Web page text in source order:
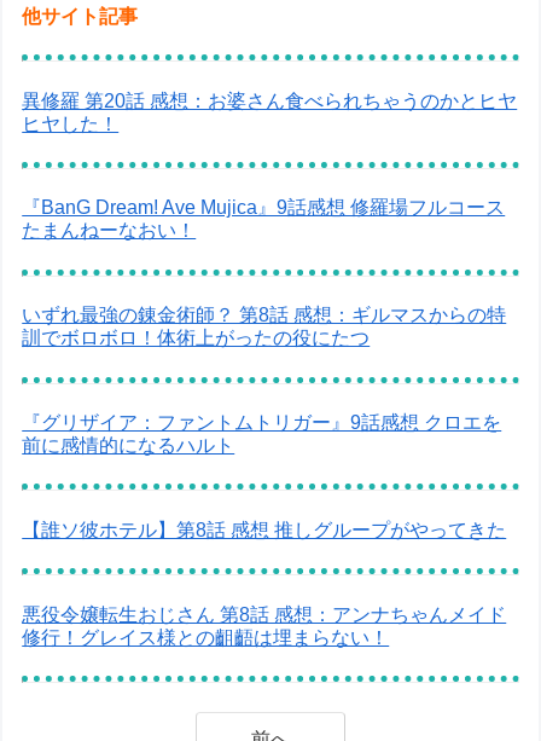
他サイト記事
異修羅 第20話 感想：お婆さん食べられちゃうのかとヒヤ
ヒヤした！
『BanG Dream! Ave Mujica』9話感想 修羅場フルコース
たまんねーなおい！
いずれ最強の錬金術師？ 第8話 感想：ギルマスからの特
訓でボロボロ！体術上がったの役にたつ
『グリザイア：ファントムトリガー』9話感想 クロエを
前に感情的になるハルト
【誰ソ彼ホテル】第8話 感想 推しグループがやってきた
悪役令嬢転生おじさん 第8話 感想：アンナちゃんメイド
修行！グレイス様との齟齬は埋まらない！